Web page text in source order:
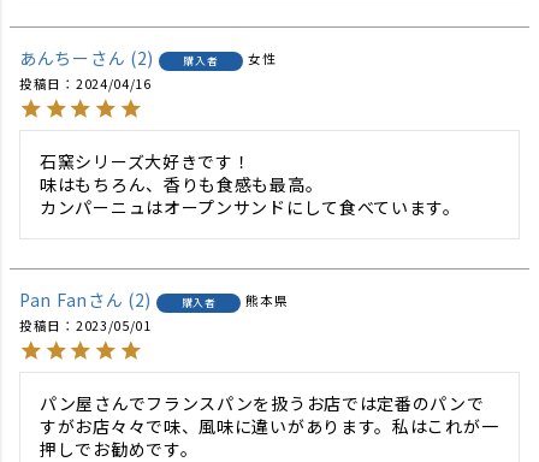
あんちー 2 購入者
女性
投稿日
2024/04/16
石窯シリーズ大好きです！
味はもちろん、香りも食感も最高。
カンパーニュはオープンサンドにして食べています。
Pan Fan 2 購入者
熊本県
投稿日
2023/05/01
パン屋さんでフランスパンを扱うお店では定番のパンで
すがお店々々で味、風味に違いがあります。私はこれが一
押しでお勧めです。